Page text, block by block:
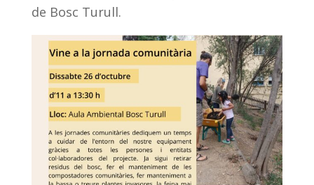
de Bosc Turull.